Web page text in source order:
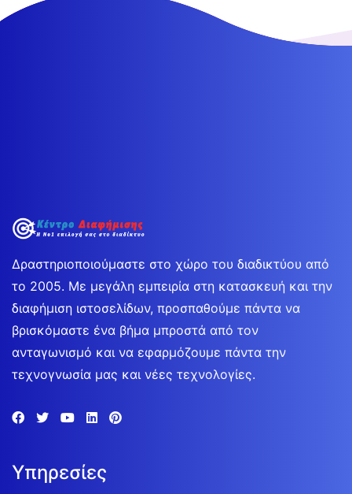
Δραστηριοποιούμαστε στο χώρο του διαδικτύου από
το 2005. Με μεγάλη εμπειρία στη κατασκευή και την
διαφήμιση ιστοσελίδων, προσπαθούμε πάντα να
βρισκόμαστε ένα βήμα μπροστά από τον
ανταγωνισμό και να εφαρμόζουμε πάντα την
τεχνογνωσία μας και νέες τεχνολογίες.
Υπηρεσίες